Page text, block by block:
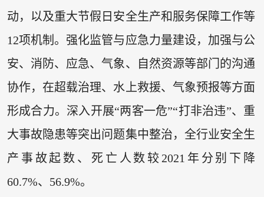
动，以及重大节假日安全生产和服务保障工作等
12项机制。强化监管与应急力量建设，加强与公
安、消防、应急、气象、自然资源等部门的沟通
协作，在超载治理、水上救援、气象预报等方面
形成合力。深入开展“两客一危”“打非治违”、重
大事故隐患等突出问题集中整治，全行业安全生
产事故起数、死亡人数较2021年分别下降
60.7%、56.9%。